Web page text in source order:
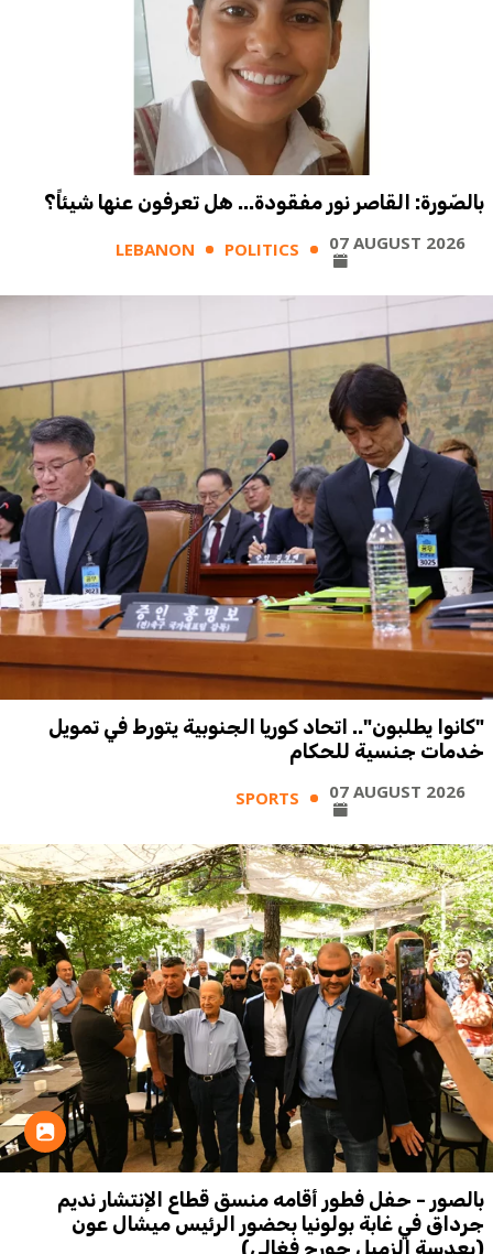
بالصّورة: القاصر نور مفقودة... هل تعرفون عنها شيئاً؟
LEBANON POLITICS 07 AUGUST 2026
"كانوا يطلبون".. اتحاد كوريا الجنوبية يتورط في تمويل
خدمات جنسية للحكام
SPORTS 07 AUGUST 2026
بالصور - حفل فطور أقامه منسق قطاع الإنتشار نديم
جرداق في غابة بولونيا بحضور الرئيس ميشال عون
(بعدسة الزميل جورج فغالي)